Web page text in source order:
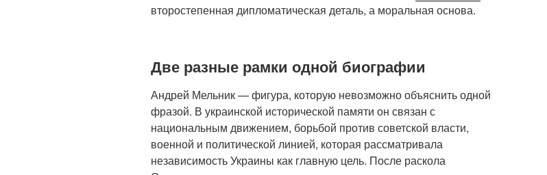
второстепенная дипломатическая деталь, а моральная основа.
Две разные рамки одной биографии
Андрей Мельник — фигура, которую невозможно объяснить одной
фразой. В украинской исторической памяти он связан с
национальным движением, борьбой против советской власти,
военной и политической линией, которая рассматривала
независимость Украины как главную цель. После раскола